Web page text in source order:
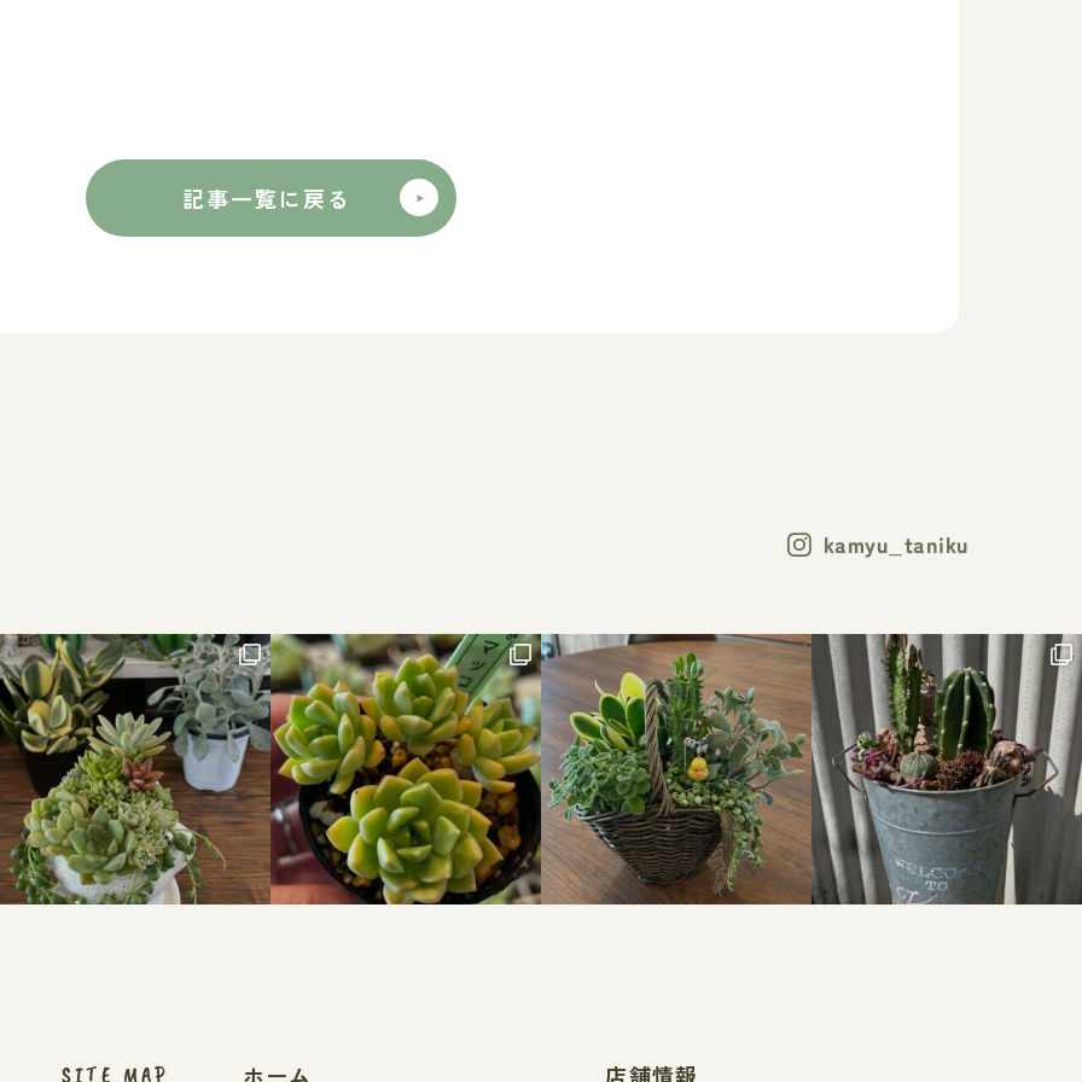
記事一覧に戻る
kamyu_taniku
SITE MAP ホーム 店舗情報